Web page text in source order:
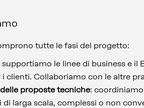
tutte le fasi del progetto:
supportiamo le linee di business e il
clienti. Collaboriamo con le altre
proposte tecniche:
di larga scala, complessi o non